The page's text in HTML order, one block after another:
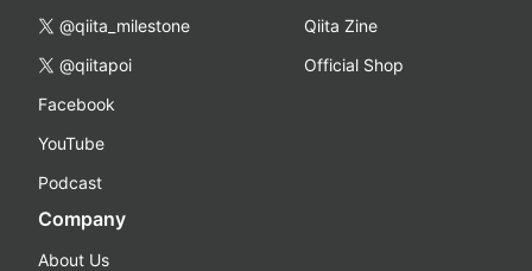
@qiita_milestone
@qiitapoi
Facebook
YouTube
Podcast
Qiita Zine
Official Shop
Company
About Us